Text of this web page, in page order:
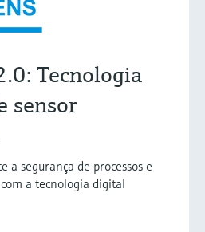
Tecnologia
sensor
a segurança de processos e
a tecnologia digital